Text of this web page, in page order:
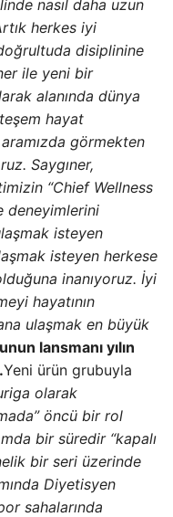
nasıl daha uzun
herkes iyi
disiplinine
ile yeni bir
alanında dünya
hayat
görmekten
Saygıner,
“Chief Wellness
deneyimlerini
isteyen
isteyen herkese
inanıyoruz. İyi
hayatının
ulaşmak en büyük
lansmanı yılın
Yeni ürün grubuyla
olarak
öncü bir rol
bir süredir “kapalı
bir seri üzerinde
Diyetisyen
sahalarında